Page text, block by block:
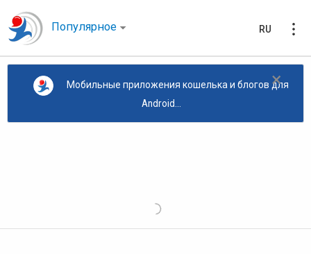
Популярное RU
×
Мобильные приложения кошелька и блогов для
Android...